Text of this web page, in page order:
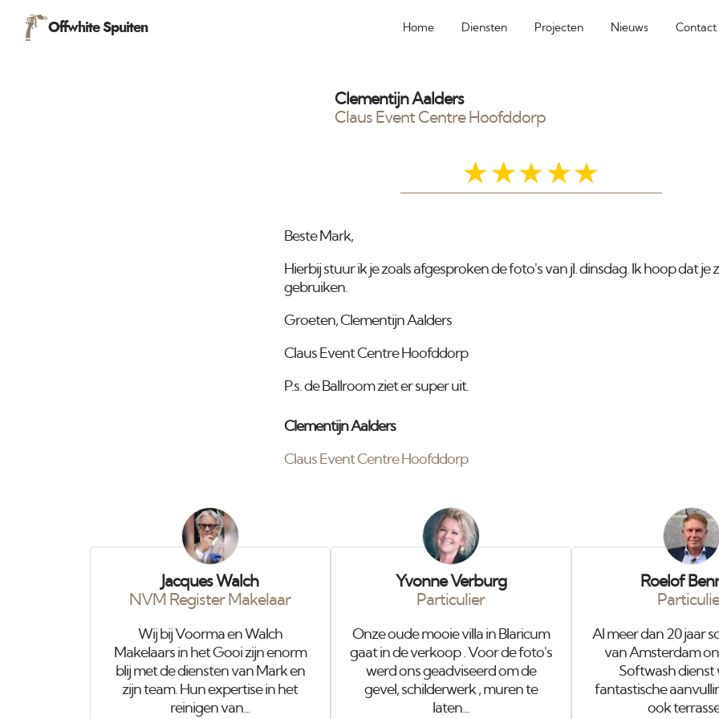
Offwhite Spuiten Home Diensten Projecten Nieuws Contact
Clementijn Aalders
Claus Event Centre Hoofddorp
Beste Mark,
Hierbij stuur ik je zoals afgesproken de foto's van jl. dinsdag. Ik hoop dat je
gebruiken.
Groeten, Clementijn Aalders
Claus Event Centre Hoofddorp
P.s. de Ballroom ziet er super uit.
Clementijn Aalders
Claus Event Centre Hoofddorp
Jacques Walch
NVM Register Makelaar
Wij bij Voorma en Walch
Makelaars in het Gooi zijn enorm
blij met de diensten van Mark en
zijn team. Hun expertise in het
reinigen van...
Yvonne Verburg
Particulier
Onze oude mooie villa in Blaricum
gaat in de verkoop . Voor de foto's
werd ons geadviseerd om de
gevel, schilderwerk , muren te
laten...
Roelof
Al meer dan 20 jaar
van Amsterdam
Softwash dienst
fantastische
ook